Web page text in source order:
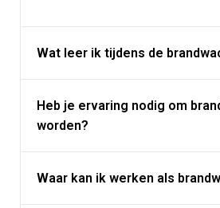
Wat leer ik tijdens de
Heb je ervaring nodig om
worden?
Waar kan ik werken als